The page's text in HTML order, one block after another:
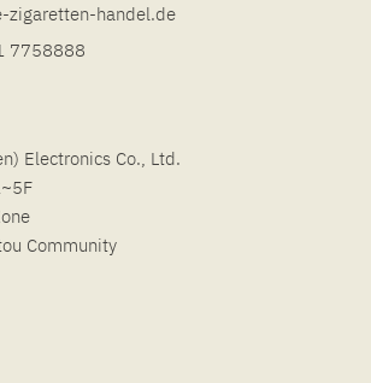
zigaretten-handel.de
7758888
Electronics Co., Ltd.
Community